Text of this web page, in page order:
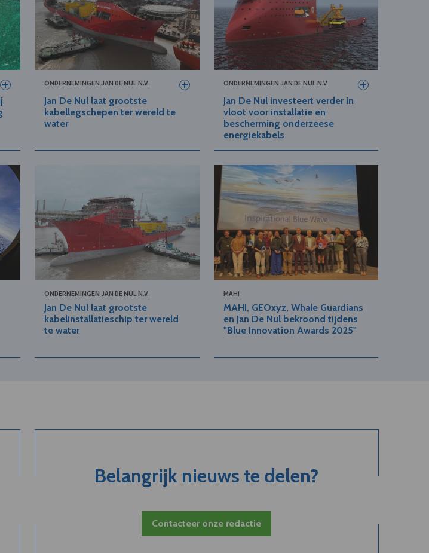
ONDERNEMINGEN JAN DE NUL N.V.
Jan De Nul laat grootste
kabellegschepen ter wereld te
water
ONDERNEMINGEN JAN DE NUL N.V.
Jan De Nul investeert verder in
vloot voor installatie en
bescherming onderzeese
energiekabels
ONDERNEMINGEN JAN DE NUL N.V.
Jan De Nul laat grootste
kabelinstallatieschip ter wereld
te water
MAHI
MAHI, GEOxyz, Whale Guardians
en Jan De Nul bekroond tijdens
"Blue Innovation Awards 2025"
Belangrijk nieuws te delen?
Contacteer onze redactie